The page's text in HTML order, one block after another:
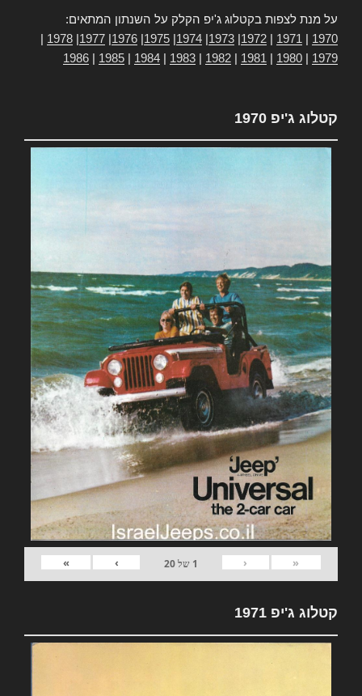
על מנת לצפות בקטלוג ג'יפ הקלק על השנתון המתאים:
1970
1971
1972
1973
1974
1975
1976
1977
1978
1979
1980
1981
1982
1983
1984
1985
1986
קטלוג ג'יפ 1970
«
‹
1 של20
›
»
קטלוג ג'יפ 1971